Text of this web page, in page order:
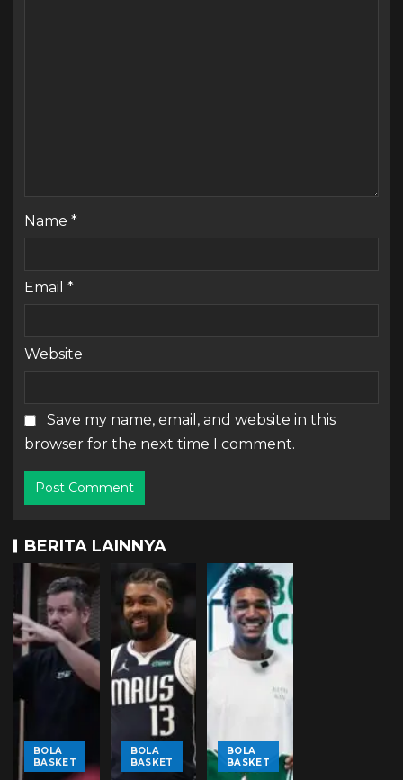
Name *
Email *
Website
Save my name, email, and website in this
browser for the next time I comment.
BERITA LAINNYA
BOLA
BASKET
BOLA
BASKET
BOLA
BASKET